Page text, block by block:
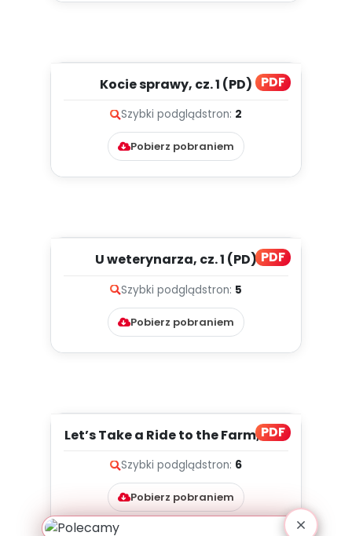
PDF
Kocie sprawy, cz. 1 (PD)
Szybki podglądstron: 2
Pobierz pobraniem
PDF
U weterynarza, cz. 1 (PD)
Szybki podglądstron: 5
Pobierz pobraniem
PDF
Let’s Take a Ride to the Farm, cz. 1
Szybki podglądstron: 6
Pobierz pobraniem